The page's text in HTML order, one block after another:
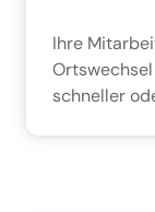
Ihre
schneller